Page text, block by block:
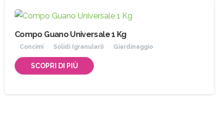
Compo Guano Universale 1 Kg
Concimi Solidi (granulari) Giardinaggio
SCOPRI DI PIÙ